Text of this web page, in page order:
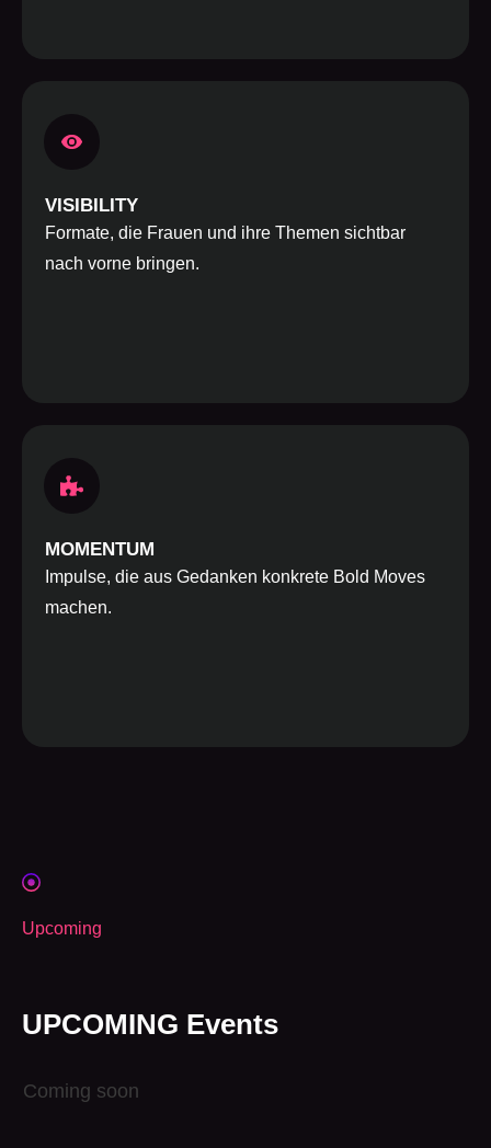
VISIBILITY
Formate, die Frauen und ihre Themen sichtbar
nach vorne bringen.
MOMENTUM
Impulse, die aus Gedanken konkrete Bold Moves
machen.
Upcoming
UPCOMING Events
Coming soon